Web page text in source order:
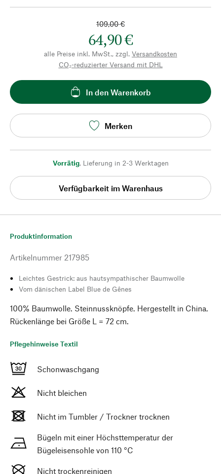
109,00 €
64,90 €
alle Preise inkl. MwSt., zzgl. Versandkosten
CO₂-reduzierter Versand mit DHL
In den Warenkorb
Merken
Vorrätig, Lieferung in 2-3 Werktagen
Verfügbarkeit im Warenhaus
Produktinformation
Artikelnummer 217985
Leichtes Gestrick: aus hautsympathischer Baumwolle
Vom dänischen Label Blue de Gênes
100% Baumwolle. Steinnussknöpfe. Hergestellt in China.
Rückenlänge bei Größe L = 72 cm.
Pflegehinweise Textil
Schonwaschgang
Nicht bleichen
Nicht im Tumbler / Trockner trocknen
Bügeln mit einer Höchsttemperatur der
Bügeleisensohle von 110 °C
Nicht trockenreinigen